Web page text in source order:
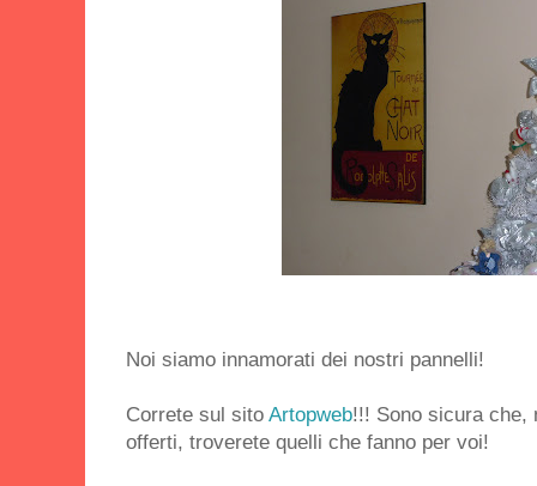
Noi siamo innamorati dei nostri pannelli!
Correte sul sito Artopweb!!! Sono sicura che,
offerti, troverete quelli che fanno per voi!